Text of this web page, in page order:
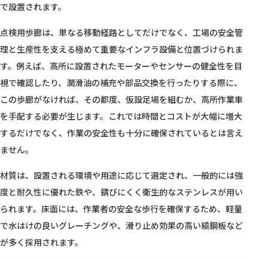
で設置されます。
点検用歩廊は、単なる移動経路としてだけでなく、工場の安全管
理と生産性を支える極めて重要なインフラ設備と位置づけられま
す。例えば、高所に設置されたモーターやセンサーの健全性を目
視で確認したり、潤滑油の補充や部品交換を行ったりする際に、
この歩廊がなければ、その都度、仮設足場を組むか、高所作業車
を手配する必要が生じます。これでは時間とコストが大幅に増大
するだけでなく、作業の安全性も十分に確保されているとは言え
ません。
材質は、設置される環境や用途に応じて選定され、一般的には強
度と耐久性に優れた鉄や、錆びにくく衛生的なステンレスが用い
られます。床面には、作業者の安全な歩行を確保するため、軽量
で水はけの良いグレーチングや、滑り止め効果の高い縞鋼板など
が多く採用されます。